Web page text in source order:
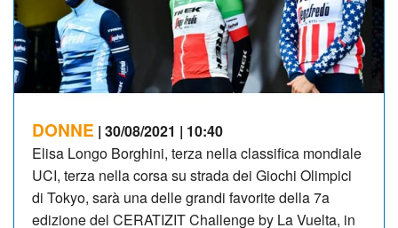
DONNE | 30/08/2021 | 10:40
Elisa Longo Borghini, terza nella classifica mondiale
UCI, terza nella corsa su strada dei Giochi Olimpici
di Tokyo, sarà una delle grandi favorite della 7a
edizione del CERATIZIT Challenge by La Vuelta, in